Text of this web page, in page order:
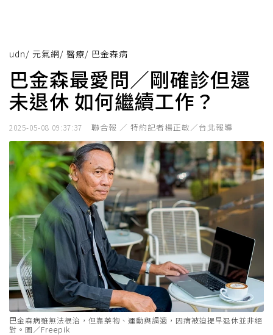
udn/ 元氣網/ 醫療/ 巴金森病
巴金森最愛問／剛確診但還
未退休 如何繼續工作？
2025-05-08 09:37:37 聯合報 ／ 特約記者楊正敏／台北報導
巴金森病雖無法根治，但靠藥物、運動與調適，因病被迫提早退休並非絕
對。圖／Freepik